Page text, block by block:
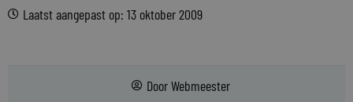
Laatst aangepast op: 13 oktober 2009
DoorWebmeester